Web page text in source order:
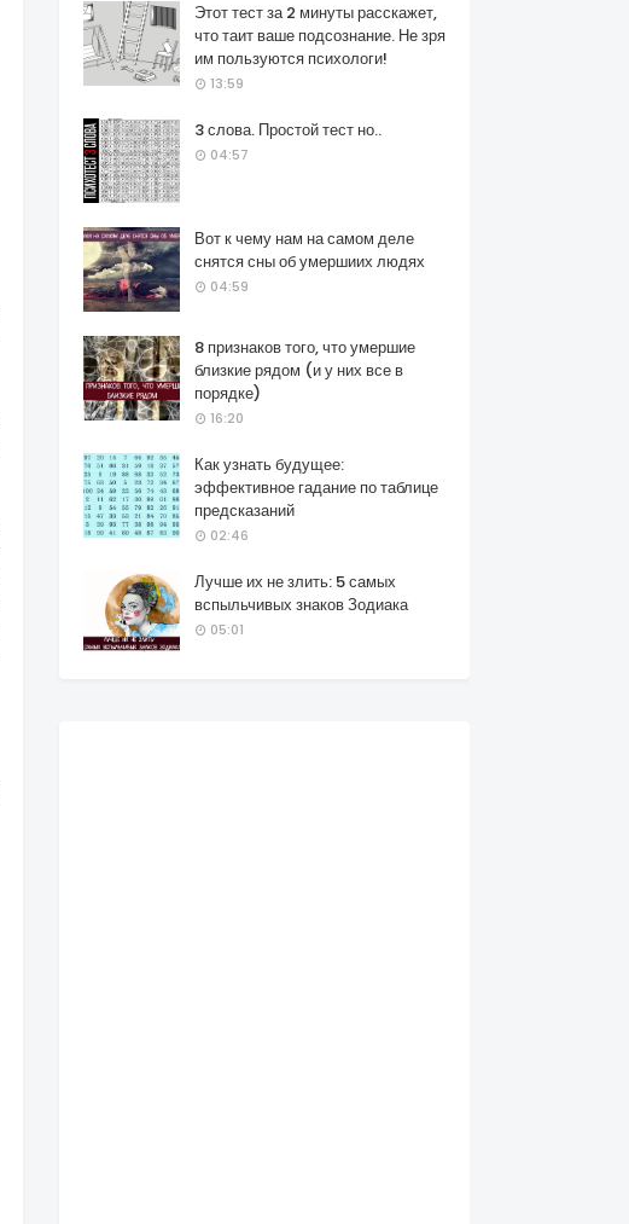
Этот тест за 2 минуты расскажет,
что таит ваше подсознание. Не зря
им пользуются психологи!
13:59
3 слова. Простой тест но..
04:57
Вот к чему нам на самом деле
снятся сны об умершиих людях
04:59
8 признаков того, что умершие
близкие рядом (и у них все в
порядке)
16:20
Как узнать будущее:
эффективное гадание по таблице
предсказаний
02:46
Лучше их не злить: 5 самых
вспыльчивых знаков Зодиака
05:01